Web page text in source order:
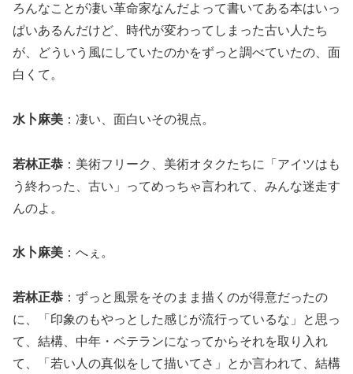
ろんなことが凄い革命家なんだよって書いてある本はいっ
ぱいあるんだけど、時代が変わってしまった古い人たち
が、どういう風にしていたのかをずっと調べていたの、面
白くて。
水卜麻美 ：凄い、面白いその視点。
若林正恭 ：美術フリーク、美術オタクたちに「アイツはも
う終わった、古い」ってめっちゃ言われて、みんな迷走す
んのよ。
水卜麻美 ：へぇ。
若林正恭 ：ずっと風景をそのまま描くのが得意だったの
に、「印象のもやっとした感じが流行っているな」と思っ
て、結構、中年・ベテランになってからそれを取り入れ
て、「若い人の真似をして描いてさ」とか言われて、結構